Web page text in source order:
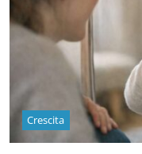
Crescita